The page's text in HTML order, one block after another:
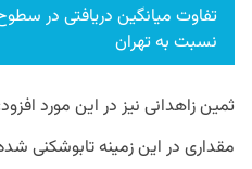
تفاوت میانگین دریافتی در
نسبت به تهران
ثمین زاهدانی نیز در این مورد
مقداری در این زمینه تابوشکنی